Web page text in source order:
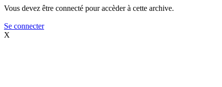
Vous devez être connecté pour accèder à cette archive.
Se connecter
X